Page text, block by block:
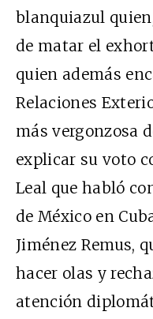
blanquiazul
de matar el
quien además
Relaciones
más vergonzosa
explicar su voto
Leal que habló
de México en
Jiménez Remus,
hacer olas y
atención